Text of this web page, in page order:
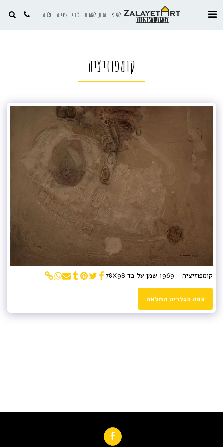
זלאיטארט הבית, לאמנות | ציורים למכירה | גלריה
קומפוזיציה
קומפוזיציה - 1969 שמן על בד 78X98
צפה בגלריה המלאה